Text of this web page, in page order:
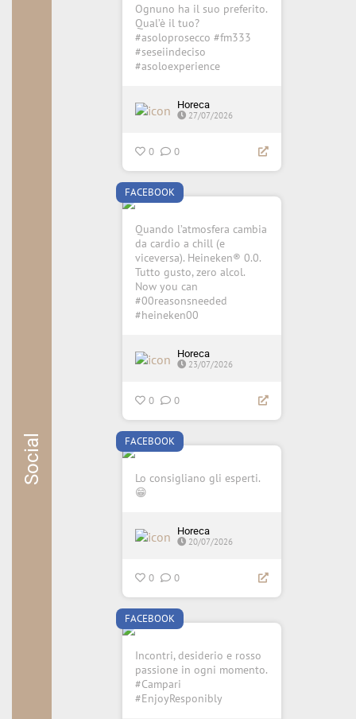
Social
Ognuno ha il suo preferito.
Qual’è il tuo?
#asoloprosecco #fm333
#seseiindeciso
#asoloexperience
Horeca
27/07/2026
0 0
FACEBOOK
Quando l’atmosfera cambia
da cardio a chill (e
viceversa). Heineken® 0.0.
Tutto gusto, zero alcol.
Now you can
#00reasonsneeded
#heineken00
Horeca
23/07/2026
0 0
FACEBOOK
Lo consigliano gli esperti.
😁
Horeca
20/07/2026
0 0
FACEBOOK
Incontri, desiderio e rosso
passione in ogni momento.
#Campari
#EnjoyResponibly